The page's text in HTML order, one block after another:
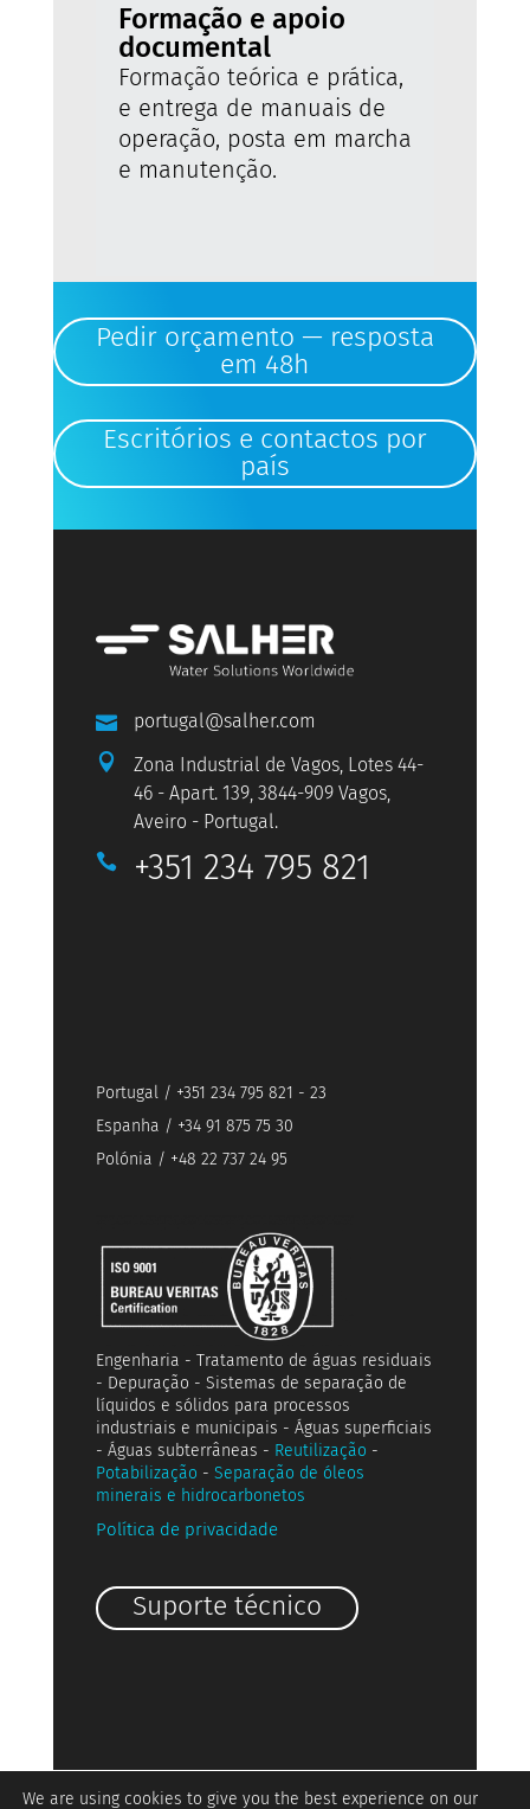
Formação e apoio
documental
Formação teórica e prática,
e entrega de manuais de
operação, posta em marcha
e manutenção.
Pedir orçamento — resposta
em 48h
Escritórios e contactos por
país
 portugal@salher.com

Zona Industrial de Vagos, Lotes 44-
46 - Apart. 139, 3844-909 Vagos,
Aveiro - Portugal.
 +351 234 795 821
Portugal / +351 234 795 821 - 23
Espanha / +34 91 875 75 30
Polónia / +48 22 737 24 95
Engenharia - Tratamento de águas residuais
- Depuração - Sistemas de separação de
líquidos e sólidos para processos
industriais e municipais - Águas superficiais
- Águas subterrâneas - Reutilização -
Potabilização - Separação de óleos
minerais e hidrocarbonetos
Política de privacidade
Suporte técnico
We are using cookies to give you the best experience on our